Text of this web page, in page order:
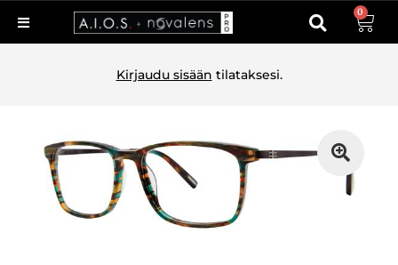
0
Kirjaudu sisään tilataksesi.